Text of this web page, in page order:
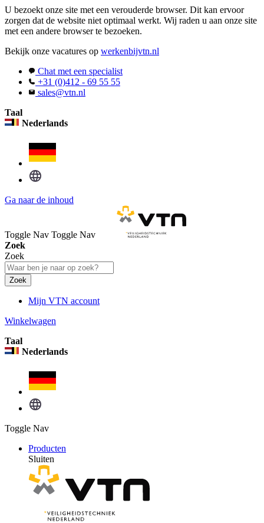
U bezoekt onze site met een verouderde browser. Dit kan ervoor
zorgen dat de website niet optimaal werkt. Wij raden u aan onze site
met een andere browser te bezoeken.
Bekijk onze vacatures op werkenbijvtn.nl
Chat met een specialist
+31 (0)412 - 69 55 55
sales@vtn.nl
Taal
Nederlands
Ga naar de inhoud
Toggle Nav Toggle Nav
Zoek
Zoek
Zoek
Mijn VTN account
Winkelwagen
Taal
Nederlands
Toggle Nav
Producten
Sluiten